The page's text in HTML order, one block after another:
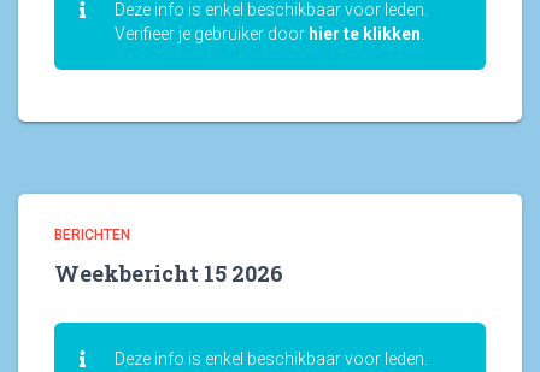
Deze info is enkel beschikbaar voor leden.
Verifieer je gebruiker door hier te klikken
BERICHTEN
Weekbericht 15 2026
Deze info is enkel beschikbaar voor leden.